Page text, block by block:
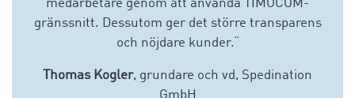
medarbetare genom att använda TIMOCOM-
gränssnitt. Dessutom ger det större transparens
och nöjdare kunder.
Thomas Kogler, grundare och vd, Spedination
GmbH